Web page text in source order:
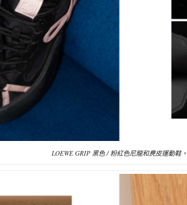
LOEWE GRIP 黑色 / 粉紅色尼龍和麂皮運動鞋。